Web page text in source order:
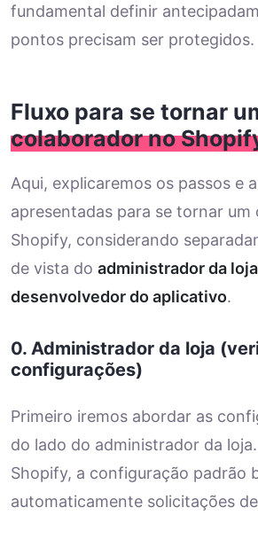
fundamental definir
pontos precisam ser protegidos.
Fluxo para se tornar
colaborador no
Aqui, explicaremos os passos e
apresentadas para se tornar um
Shopify, considerando
de vista do administrador da loja
desenvolvedor do aplicativo.
0. Administrador da loja
configurações)
Primeiro iremos abordar as
do lado do administrador da
Shopify, a configuração padrão
automaticamente solicitações